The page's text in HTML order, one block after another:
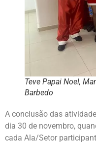
Teve Papai Noel,
Barbedo
A conclusão das
dia 30 de novembro,
cada Ala/Setor